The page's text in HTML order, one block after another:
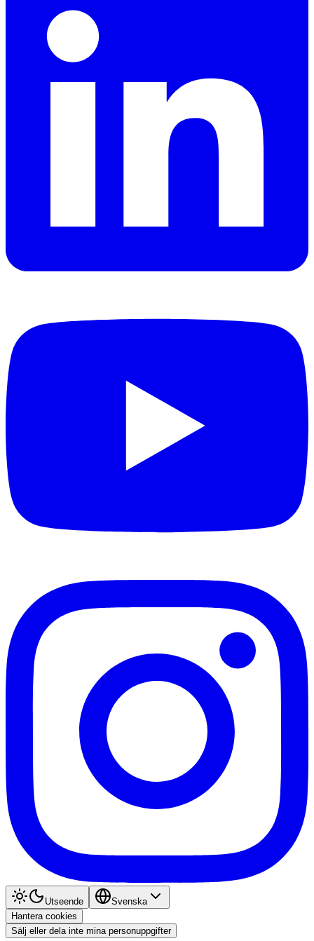
Utseende
Svenska
Hantera cookies
Sälj eller dela inte mina personuppgifter